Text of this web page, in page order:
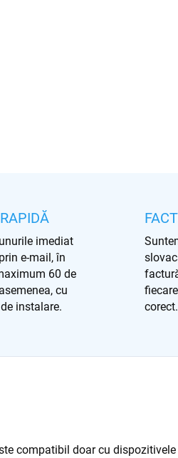
imediat
e-mail, în
60 de
cu
instalare.
corect.
compatibil doar cu